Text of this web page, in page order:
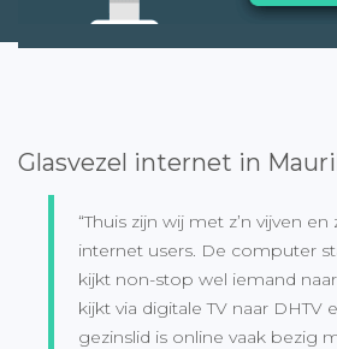
Glasvezel internet in
“Thuis zijn wij met z’n vijven
internet users. De computer
kijkt non-stop wel iemand
kijkt via digitale TV naar DHTV
gezinslid is online vaak bezig